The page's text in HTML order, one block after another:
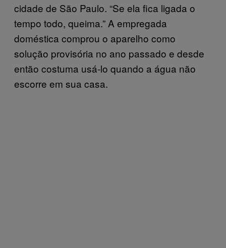
cidade de São Paulo. “Se ela fica ligada o
tempo todo, queima.” A empregada
doméstica comprou o aparelho como
solução provisória no ano passado e desde
então costuma usá-lo quando a água não
escorre em sua casa.